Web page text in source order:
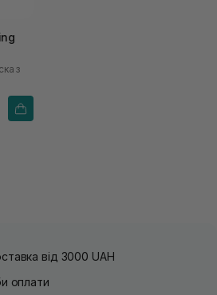
з
від 3000 UAH
оплати